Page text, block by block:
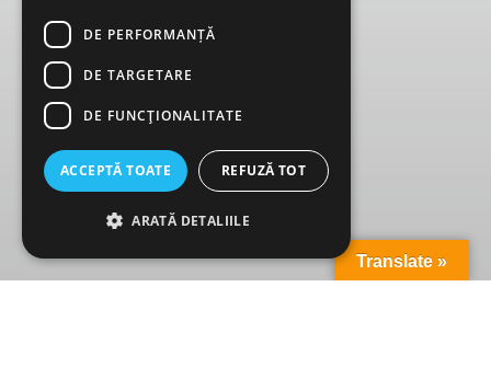
Translate »
DE PERFORMANȚĂ
DE TARGETARE
DE FUNCŢIONALITATE
ACCEPTĂ TOATE REFUZĂ TOT
ARATĂ DETALIILE